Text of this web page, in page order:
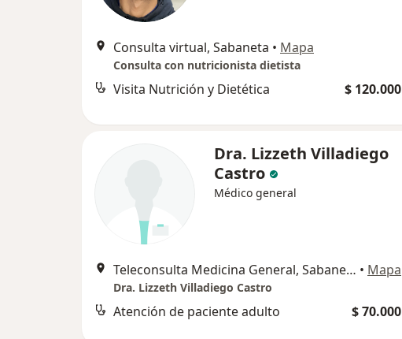
Consulta virtual, Sabaneta • Mapa
Consulta con nutricionista dietista
Visita Nutrición y Dietética $ 120.000
Dra. Lizzeth Villadiego
Castro
Médico general
Teleconsulta Medicina General, Sabaneta • Mapa
Dra. Lizzeth Villadiego Castro
Atención de paciente adulto $ 70.000